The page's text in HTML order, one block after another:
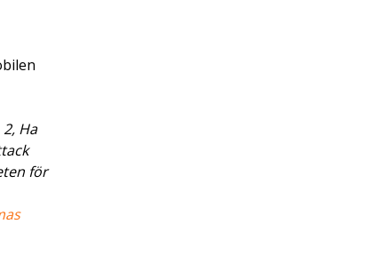
Ha
för